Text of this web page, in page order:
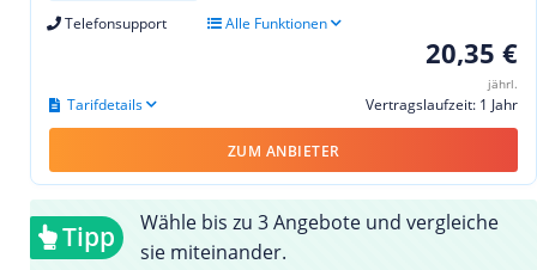
Telefonsupport Alle Funktionen
20,35 €
jährl.
Vertragslaufzeit: 1 Jahr
Tarifdetails
ZUM ANBIETER
Tipp
Wähle bis zu 3 Angebote und vergleiche
sie miteinander.